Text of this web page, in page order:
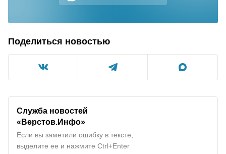
Поделиться новостью
Служба новостей
«Верстов.Инфо»
Если вы заметили ошибку в тексте,
выделите ее и нажмите Ctrl+Enter